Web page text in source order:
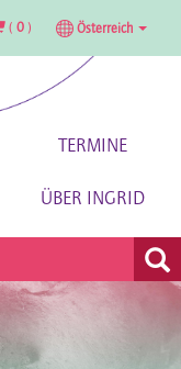
( 0 ) Österreich
TERMINE
ÜBER INGRID